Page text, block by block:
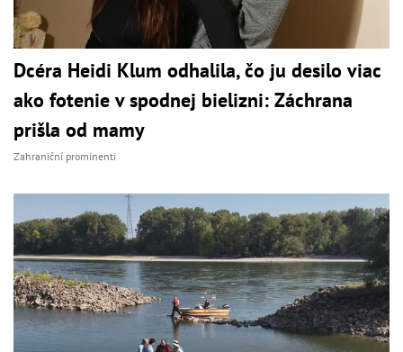
Dcéra Heidi Klum odhalila, čo ju desilo viac
ako fotenie v spodnej bielizni: Záchrana
prišla od mamy
Zahraniční prominenti